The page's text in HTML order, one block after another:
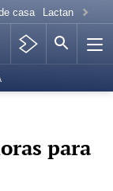
casa Lactancia
para